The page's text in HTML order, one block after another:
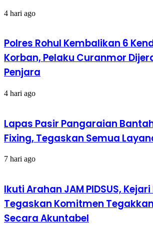
4 hari ago
Polres Rohul Kembalikan 6
Korban, Pelaku Curanmor
Penjara
4 hari ago
Lapas Pasir Pangaraian
Fixing, Tegaskan Semua
7 hari ago
Ikuti Arahan JAM PIDSUS,
Tegaskan Komitmen
Secara Akuntabel